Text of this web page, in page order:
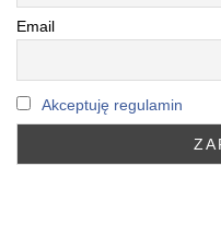
Email
Akceptuję regulamin